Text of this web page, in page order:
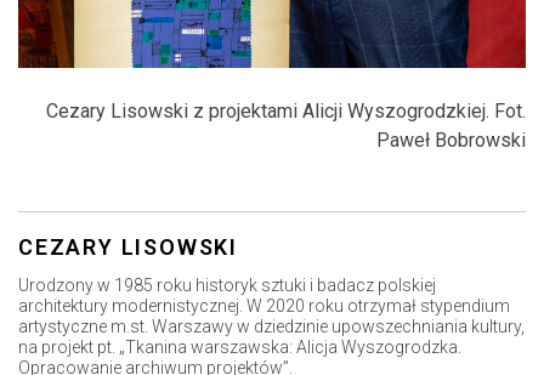
Cezary Lisowski z projektami Alicji Wyszogrodzkiej. Fot.
Paweł Bobrowski
CEZARY LISOWSKI
Urodzony w 1985 roku historyk sztuki i badacz polskiej
architektury modernistycznej. W 2020 roku otrzymał stypendium
artystyczne m.st. Warszawy w dziedzinie upowszechniania kultury,
na projekt pt. „Tkanina warszawska: Alicja Wyszogrodzka.
Opracowanie archiwum projektów”.